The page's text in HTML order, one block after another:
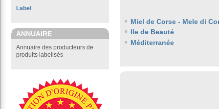
Label
ANNUAIRE
Annuaire des producteurs de
produits labelisés
Miel de Corse - Mele di
Ile de Beauté
Méditerranée